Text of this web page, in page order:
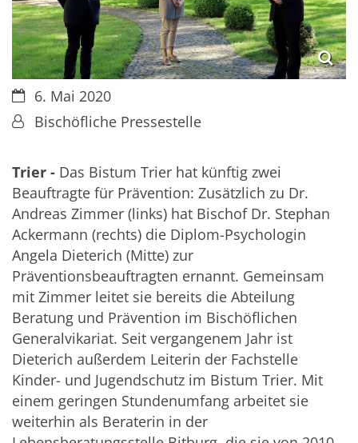
Datum:6. Mai 2020
Von:Bischöfliche Pressestelle
Trier - Das Bistum Trier hat künftig zwei
Beauftragte für Prävention: Zusätzlich zu Dr.
Andreas Zimmer (links) hat Bischof Dr. Stephan
Ackermann (rechts) die Diplom-Psychologin
Angela Dieterich (Mitte) zur
Präventionsbeauftragten ernannt. Gemeinsam
mit Zimmer leitet sie bereits die Abteilung
Beratung und Prävention im Bischöflichen
Generalvikariat. Seit vergangenem Jahr ist
Dieterich außerdem Leiterin der Fachstelle
Kinder- und Jugendschutz im Bistum Trier. Mit
einem geringen Stundenumfang arbeitet sie
weiterhin als Beraterin in der